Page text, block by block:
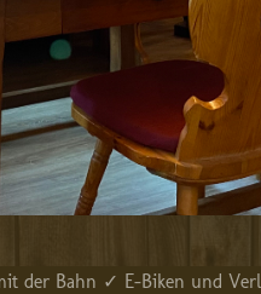
der Bahn ✓ E-Biken und